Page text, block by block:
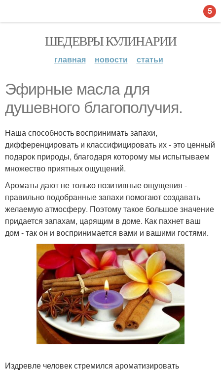
ШЕДЕВРЫ КУЛИНАРИИ
главная новости статьи
Эфирные масла для
душевного благополучия.
Наша способность воспринимать запахи,
дифференцировать и классифицировать их - это ценный
подарок природы, благодаря которому мы испытываем
множество приятных ощущений.
Ароматы дают не только позитивные ощущения -
правильно подобранные запахи помогают создавать
желаемую атмосферу. Поэтому такое большое значение
придается запахам, царящим в доме. Как пахнет ваш
дом - так он и воспринимается вами и вашими гостями.
Издревле человек стремился ароматизировать
5